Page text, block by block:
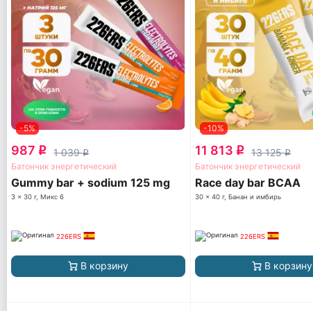
-5%
987 q 1 039q
Батончик энергетический
Gummy bar + sodium 125 mg
3 x 30 г, Микс 6
226ERS
В корзину
-10%
11 813 q 13 125q
Батончик энергетический
Race day bar BCAA
30 x 40 г, Банан и имбирь
226ERS
В корзину